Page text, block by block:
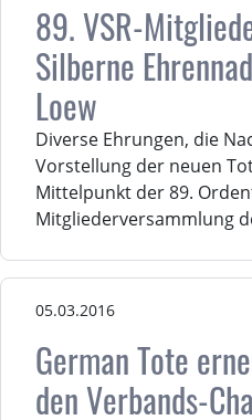
89. VSR-
Silberne
Loew
Diverse Ehrungen, die
Vorstellung der neuen
Mittelpunkt der 89.
Mitgliederversammlung
05.03.2016
German Tote
den Verbands-